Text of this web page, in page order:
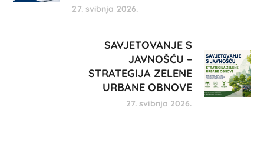
27. svibnja 2026.
SAVJETOVANJE S
JAVNOŠĆU –
STRATEGIJA ZELENE
URBANE OBNOVE
27. svibnja 2026.